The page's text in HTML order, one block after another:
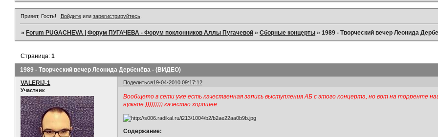
Привет, Гость! Войдитеили зарегистрируйтесь.
»Forum PUGACHEVA | Форум ПУГАЧЕВА - Форум поклонников Аллы Пугачевой »Сборные концерты »1989 - Творческий вечер Леонида
1989 - Творческий вечер Леонида Дербенёва - (ВИДЕО)
Страница:1
Поделиться19-04-2010 09:17:12
VALERIJ-1
Участник
Вообщето в сети уже есть качественная запись выступления АБ с этого концерта, но вот на торренте
нужное ))))))))) качество хорошее.
Содержание: